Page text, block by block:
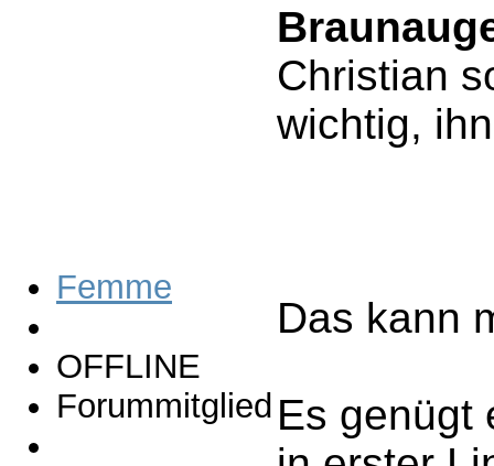
Femme
OFFLINE
Forummitglied
Christian
wichtig,
Das kann
Es genügt